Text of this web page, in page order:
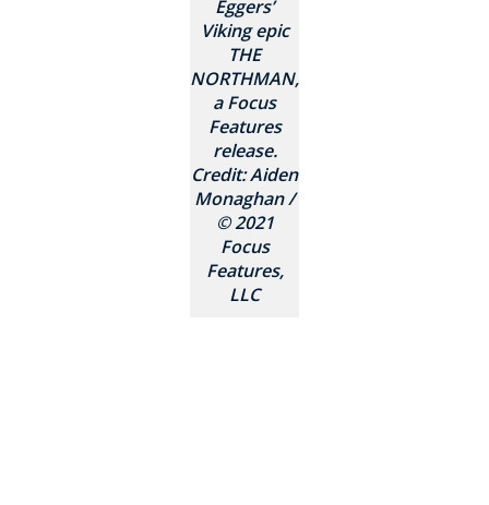
Eggers’
Viking epic
THE
NORTHMAN,
a Focus
Features
release.
Credit: Aiden
Monaghan /
© 2021
Focus
Features,
LLC